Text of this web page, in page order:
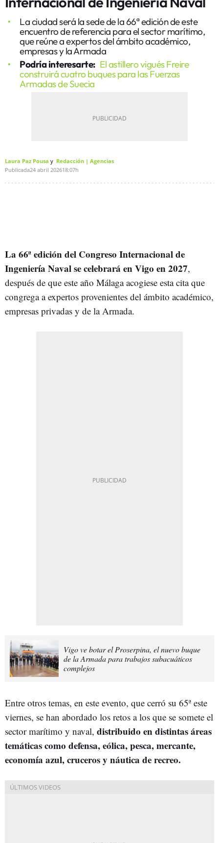
La ciudad será la sede de la 66ª edición de este
encuentro de referencia para el sector marítimo,
que reúne a expertos del ámbito académico,
empresas y la Armada
Podría interesarte: El astillero vigués Freire
construirá cuatro buques para las Fuerzas
Armadas de Suecia
Laura Paz Pousa
Redacción | Agencias
Publicada24 abril 202618:07h
La 66ª edición del Congreso Internacional de
Ingeniería Naval se celebrará en Vigo en 2027,
después de que este año Málaga acogiese esta cita que
congrega a expertos provenientes del ámbito académico,
empresas privadas y de la Armada.
Vigo ve botar el Proserpina, el nuevo buque
de la Armada para trabajos subacuáticos
complejos
Entre otros temas, en este evento, que cerró su 65ª este
viernes, se han abordado los retos a los que se somete el
sector marítimo y naval, distribuido en distintas áreas
temáticas como defensa, eólica, pesca, mercante,
economía azul, cruceros y náutica de recreo.